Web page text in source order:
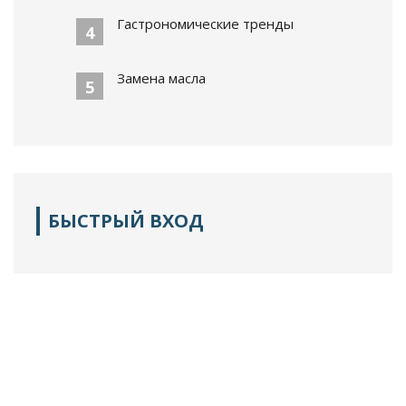
4 Гастрономические тренды
5 Замена масла
БЫСТРЫЙ ВХОД